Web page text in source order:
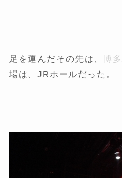
足を運んだその先は、 博
場は、JRホールだった。